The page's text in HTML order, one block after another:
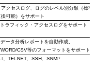
クセスログ、ログのレベル別分類（標準
可能）をサポート
ラフィック・アクセスログをサポート
データ分析レポー トを自動作成、
CSV等のフォーマットをサポート
TELNET、 SSH、 SNMP